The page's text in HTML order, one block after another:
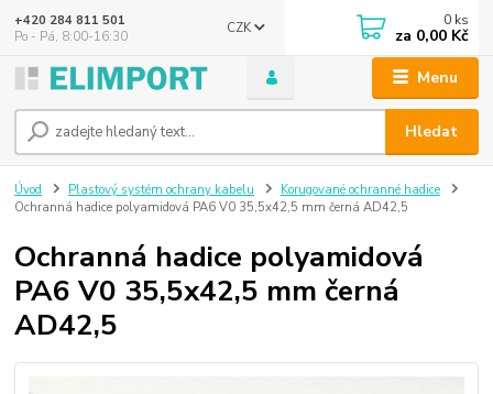
Menu
CZK
Hledat
+420 284 811 501
Po - Pá, 8:00-16:30
0 ks
za 0,00 Kč
Úvod Plastový systém ochrany kabelu
Korugované ochranné hadice
Ochranná hadice polyamidová PA6 V0 35,5x42,5 mm černá AD42,5
Ochranná hadice polyamidová
PA6 V0 35,5x42,5 mm černá
AD42,5